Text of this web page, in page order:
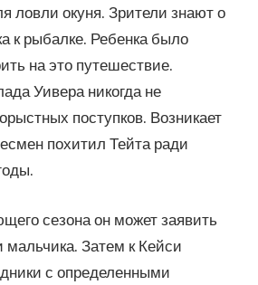
ловли окуня. Зрители знают о
к рыбалке. Ребенка было
на это путешествие.
Уивера никогда не
поступков. Возникает
похитил Тейта ради
сезона он может заявить
мальчика. Затем к Кейси
с определенными